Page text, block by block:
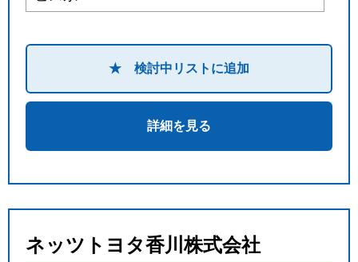
★ 検討中リストに追加
詳細を見る
ネッツトヨタ香川株式会社